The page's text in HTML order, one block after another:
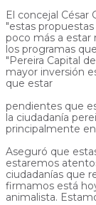
El concejal
"estas
poco más a
los programas
"Pereira Capital
mayor inversión
que estar
pendientes que
la ciudadanía
principalmente
Aseguró que
estaremos
ciudadanías que
firmamos está
animalista.